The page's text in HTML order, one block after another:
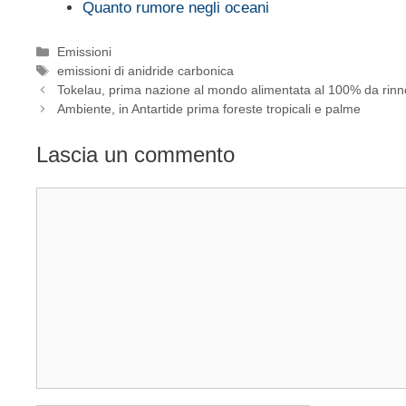
Quanto rumore negli oceani
Categorie
Emissioni
Tag
emissioni di anidride carbonica
Tokelau, prima nazione al mondo alimentata al 100% da
Ambiente, in Antartide prima foreste tropicali e palme
Lascia un commento